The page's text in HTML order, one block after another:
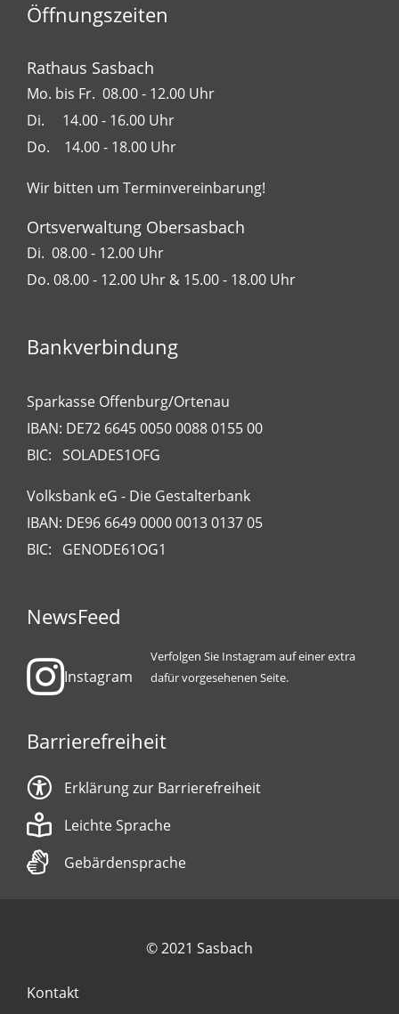
Öffnungszeiten
Rathaus Sasbach
Mo. bis Fr. 08.00 - 12.00 Uhr
Di. 14.00 - 16.00 Uhr
Do. 14.00 - 18.00 Uhr
Wir bitten um Terminvereinbarung!
Ortsverwaltung Obersasbach
Di. 08.00 - 12.00 Uhr
Do. 08.00 - 12.00 Uhr & 15.00 - 18.00 Uhr
Bankverbindung
Sparkasse Offenburg/Ortenau
IBAN: DE72 6645 0050 0088 0155 00
BIC: SOLADES1OFG
Volksbank eG - Die Gestalterbank
IBAN: DE96 6649 0000 0013 0137 05
BIC: GENODE61OG1
NewsFeed
Instagram
Verfolgen Sie Instagram auf einer extra
dafür vorgesehenen Seite.
Barrierefreiheit
Erklärung zur Barrierefreiheit
Leichte Sprache
Gebärdensprache
© 2021 Sasbach
Kontakt